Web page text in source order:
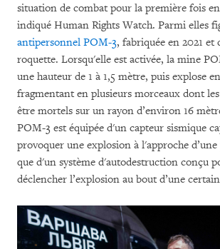
situation de combat pour la première fois
indiqué Human Rights Watch. Parmi elles
antipersonnel POM-3, fabriquée en 2021 et
roquette. Lorsqu'elle est activée, la mine
une hauteur de 1 à 1,5 mètre, puis explose
fragmentant en plusieurs morceaux dont
être mortels sur un rayon d’environ 16
POM-3 est équipée d'un capteur sismique
provoquer une explosion à l'approche
que d'un système d'autodestruction conçu
déclencher l’explosion au bout d’une